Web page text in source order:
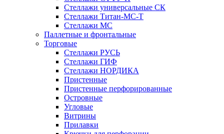
Стеллажи универсальные СК
Стеллажи Титан-МС-Т
Стеллажи МС
Паллетные и фронтальные
Торговые
Стеллажи РУСЬ
Стеллажи ГИФ
Стеллажи НОРДИКА
Пристенные
Пристенные перфорированные
Островные
Угловые
Витрины
Прилавки